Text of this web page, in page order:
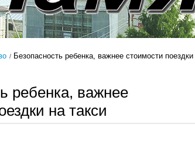
Безопасность ребенка, важнее стоимости поездки
ребенка, важнее
на такси